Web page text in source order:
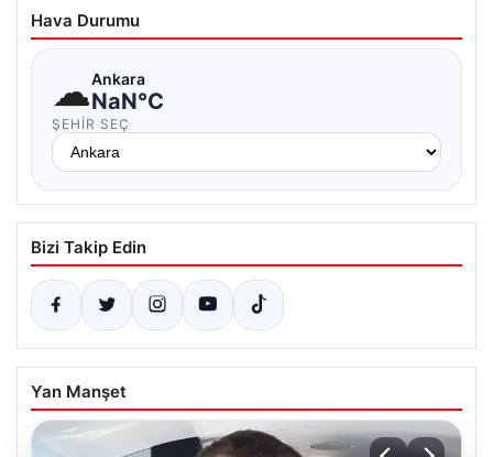
Hava Durumu
☁Ankara
NaN°C
ŞEHIR SEÇ
Bizi Takip Edin
Yan Manşet